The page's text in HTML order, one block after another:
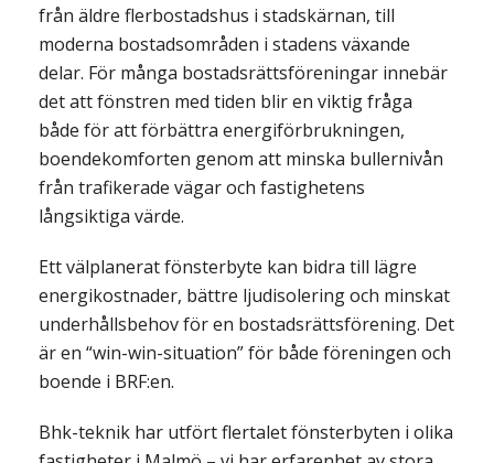
från äldre flerbostadshus i stadskärnan, till
moderna bostadsområden i stadens växande
delar. För många bostadsrättsföreningar innebär
det att fönstren med tiden blir en viktig fråga
både för att förbättra energiförbrukningen,
boendekomforten genom att minska bullernivån
från trafikerade vägar och fastighetens
långsiktiga värde.
Ett välplanerat fönsterbyte kan bidra till lägre
energikostnader, bättre ljudisolering och minskat
underhållsbehov för en bostadsrättsförening. Det
är en “win-win-situation” för både föreningen och
boende i BRF:en.
Bhk-teknik har utfört flertalet fönsterbyten i olika